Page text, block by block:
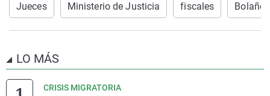
Jueces Ministerio de Justicia fiscales Bolaños
LO MÁS
CRISIS MIGRATORIA